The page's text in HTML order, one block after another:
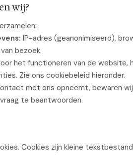
wij?
IP-adres (geanonimiseerd),
bezoek.
het functioneren van de website,
Zie ons cookiebeleid hieronder.
met ons opneemt, bewaren
te beantwoorden.
Cookies zijn kleine